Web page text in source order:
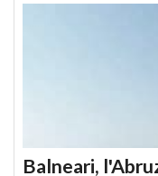
Balneari,